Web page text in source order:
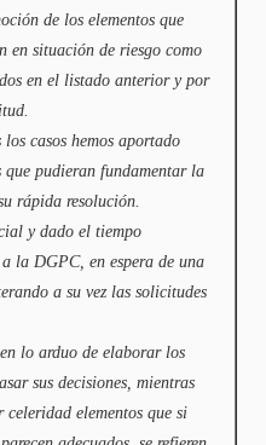
de los elementos que
en situación de riesgo como
en el listado anterior y por
casos hemos aportado
que pudieran fundamentar la
rápida resolución.
y dado el tiempo
la DGPC, en espera de una
a su vez las solicitudes
lo arduo de elaborar los
sus decisiones, mientras
celeridad elementos que si